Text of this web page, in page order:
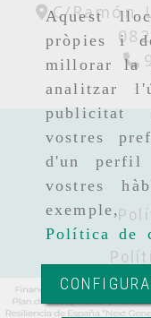
Aquest
pròpies i
millorar la
analitzar
publicitat
vostres
d'un perfil
vostres
exemple,
Política de
C/